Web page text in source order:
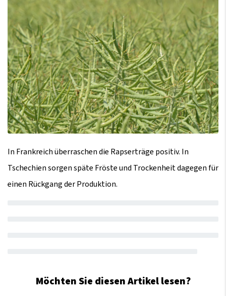
In Frankreich überraschen die Rapserträge positiv. In
Tschechien sorgen späte Fröste und Trockenheit dagegen für
einen Rückgang der Produktion.
Möchten Sie diesen Artikel lesen?